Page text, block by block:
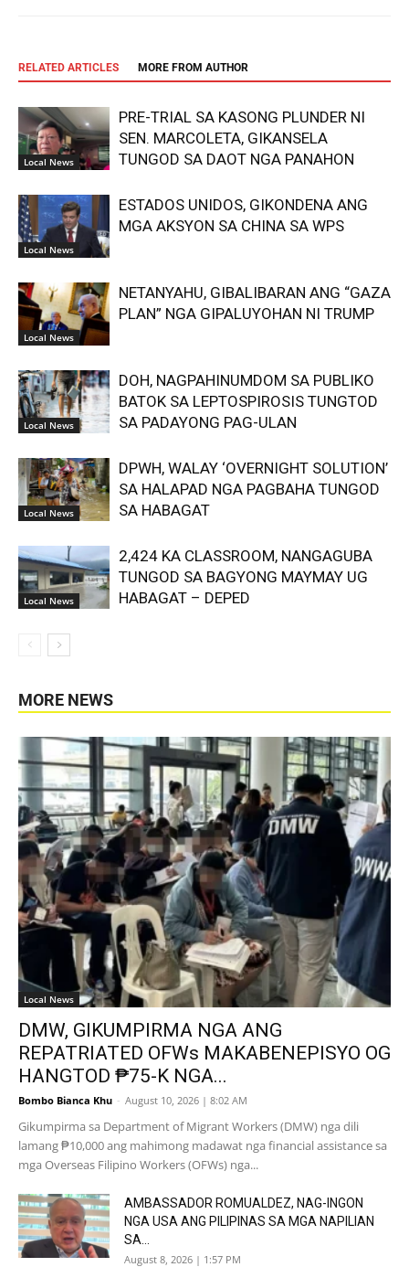
RELATED ARTICLES MORE FROM AUTHOR
Local News
PRE-TRIAL SA KASONG PLUNDER NI
SEN. MARCOLETA, GIKANSELA
TUNGOD SA DAOT NGA PANAHON
Local News
ESTADOS UNIDOS, GIKONDENA ANG
MGA AKSYON SA CHINA SA WPS
Local News
NETANYAHU, GIBALIBARAN ANG “GAZA
PLAN” NGA GIPALUYOHAN NI TRUMP
Local News
DOH, NAGPAHINUMDOM SA PUBLIKO
BATOK SA LEPTOSPIROSIS TUNGTOD
SA PADAYONG PAG-ULAN
Local News
DPWH, WALAY ‘OVERNIGHT SOLUTION’
SA HALAPAD NGA PAGBAHA TUNGOD
SA HABAGAT
Local News
2,424 KA CLASSROOM, NANGAGUBA
TUNGOD SA BAGYONG MAYMAY UG
HABAGAT – DEPED
MORE NEWS
Local News
DMW, GIKUMPIRMA NGA ANG
REPATRIATED OFWs MAKABENEPISYO OG
HANGTOD ₱75-K NGA...
Bombo Bianca Khu - August 10, 2026 | 8:02 AM
Gikumpirma sa Department of Migrant Workers (DMW) nga dili
lamang ₱10,000 ang mahimong madawat nga financial assistance sa
mga Overseas Filipino Workers (OFWs) nga...
AMBASSADOR ROMUALDEZ, NAG-INGON
NGA USA ANG PILIPINAS SA MGA NAPILIAN
SA...
August 8, 2026 | 1:57 PM